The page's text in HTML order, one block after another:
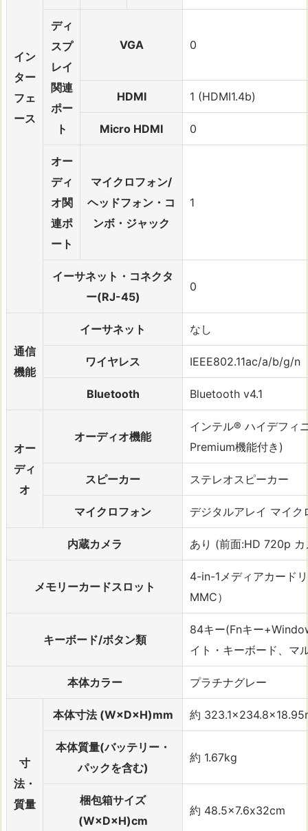
イン
ター
フェ
ース
ディ
スプ
レイ
関連
ポー
ト
VGA 0
HDMI 1 (HDMI1.4b)
Micro HDMI 0
オー
ディ
オ関
連ポ
ート
マイクロフォン/
ヘッドフォン・コ
ンボ・ジャック
1
イーサネット・コネクタ
ー(RJ-45)
0
通信
機能
イーサネット なし
ワイヤレス IEEE802.11ac/a/b/g/n
Bluetooth Bluetooth v4.1
オー
ディ
オ
オーディオ機能
インテル® ハイデフィ
Premium機能付き)
スピーカー ステレオスピーカー
マイクロフォン デジタルアレイ マイク
内蔵カメラ あり (前面:HD 720p カ
メモリーカードスロット
4-in-1メディアカード
MMC）
キーボード/ボタン類
84キー(Fnキー
イト・キーボード、マ
本体カラー プラチナグレー
寸
法・
質量
本体寸法 (W×D×H)mm 約
本体質量(バッテリー・
パックを含む)
約 1.67kg
梱包箱サイズ
(W×D×H)cm
約 48.5×7.6x32cm